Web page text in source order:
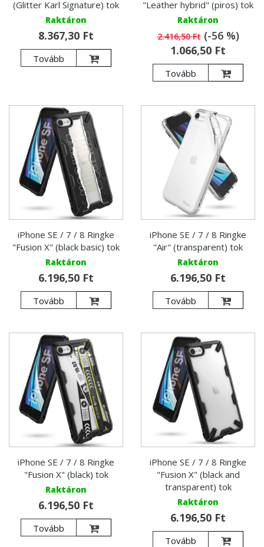
(Glitter Karl Signature) tok
Raktáron
8.367,30 Ft
Tovább
"Leather hybrid" (piros) tok
Raktáron
2.416,50 Ft(-56 %)
1.066,50 Ft
Tovább
iPhone SE / 7 / 8 Ringke
"Fusion X" (black basic) tok
Raktáron
6.196,50 Ft
Tovább
iPhone SE / 7 / 8 Ringke
"Air" (transparent) tok
Raktáron
6.196,50 Ft
Tovább
iPhone SE / 7 / 8 Ringke
"Fusion X" (black) tok
Raktáron
6.196,50 Ft
Tovább
iPhone SE / 7 / 8 Ringke
"Fusion X" (black and
transparent) tok
Raktáron
6.196,50 Ft
Tovább